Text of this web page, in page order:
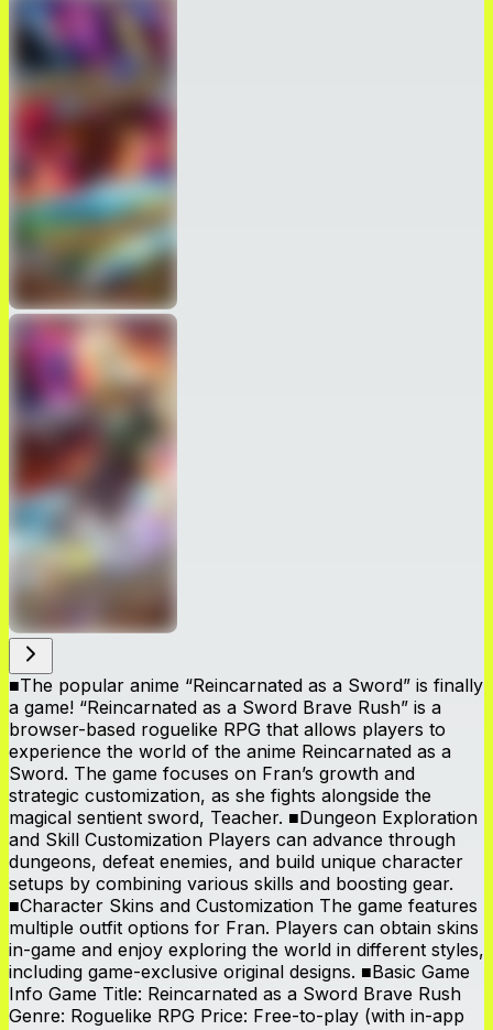
■The popular anime “Reincarnated as a Sword” is finally
a game! “Reincarnated as a Sword Brave Rush” is a
browser-based roguelike RPG that allows players to
experience the world of the anime Reincarnated as a
Sword. The game focuses on Fran’s growth and
strategic customization, as she fights alongside the
magical sentient sword, Teacher. ■Dungeon Exploration
and Skill Customization Players can advance through
dungeons, defeat enemies, and build unique character
setups by combining various skills and boosting gear.
■Character Skins and Customization The game features
multiple outfit options for Fran. Players can obtain skins
in-game and enjoy exploring the world in different styles,
including game-exclusive original designs. ■Basic Game
Info Game Title: Reincarnated as a Sword Brave Rush
Genre: Roguelike RPG Price: Free-to-play (with in-app